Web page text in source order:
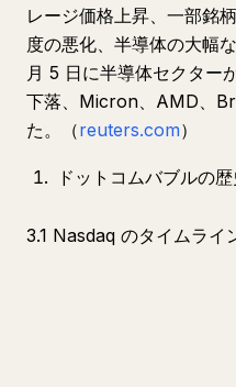
レージ価格上昇、一部銘
度の悪化、半導体の大幅
月 5 日に半導体セクター
下落、Micron、AMD、
た。（reuters.com）
ドットコムバブルの
3.1 Nasdaq のタイムライ